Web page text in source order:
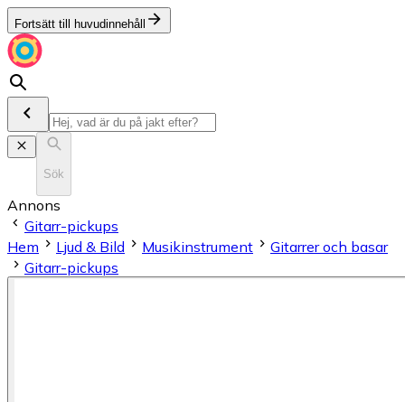
Fortsätt till huvudinnehåll
Sök
Annons
Gitarr-pickups
Hem
Ljud & Bild Musikinstrument
Gitarrer och basar
Gitarr-pickups